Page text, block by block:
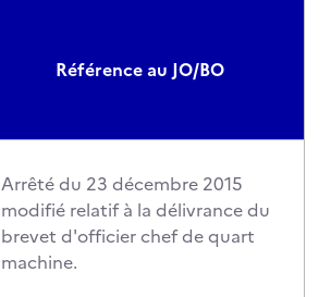
Référence au JO/BO
Arrêté du 23 décembre 2015
modifié relatif à la délivrance du
brevet d'officier chef de quart
machine.